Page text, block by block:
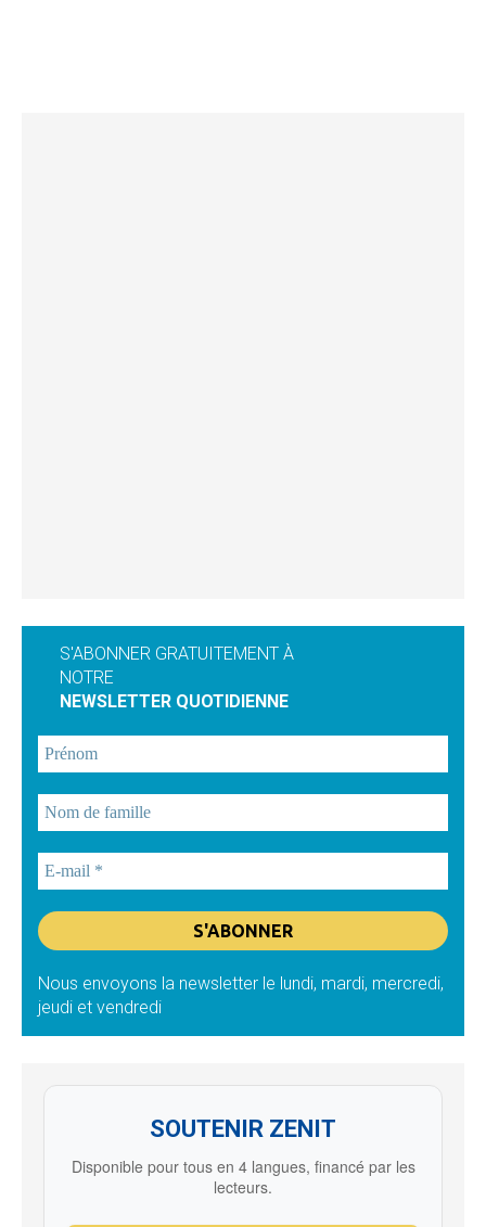
S'ABONNER GRATUITEMENT À
NOTRE
NEWSLETTER QUOTIDIENNE
Nous envoyons la newsletter le lundi, mardi, mercredi,
jeudi et vendredi
SOUTENIR ZENIT
Disponible pour tous en 4 langues, financé par les
lecteurs.